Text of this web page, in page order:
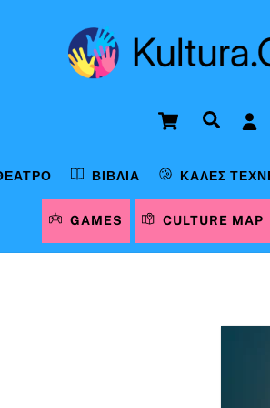
Cart
ΒΙΒΛΊΑ ΚΑΛΈΣ
GAMES CULTURE MAP